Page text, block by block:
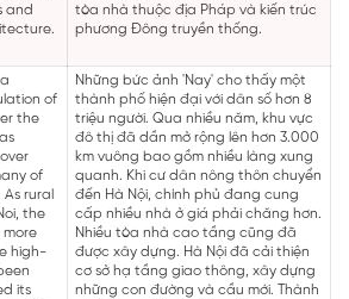
and
tòa nhà thuộc địa Pháp và kiến trúc
phương Đông truyền thống.
of
the
of
As rural
the
more
high-
its
Những bức ảnh 'Nay' cho thấy một
thành phố hiện đại với dân số hơn 8
triệu người. Qua nhiều năm, khu vực
đô thị đã dần mở rộng lên hơn 3.000
km vuông bao gồm nhiều làng xung
quanh. Khi cư dân nông thôn chuyển
đến Hà Nội, chính phủ đang cung
cấp nhiều nhà ở giá phải chăng hơn.
Nhiều tòa nhà cao tầng cũng đã
được xây dựng. Hà Nội đã cải thiện
cơ sở hạ tầng giao thông, xây dựng
những con đường và cầu mới. Thành